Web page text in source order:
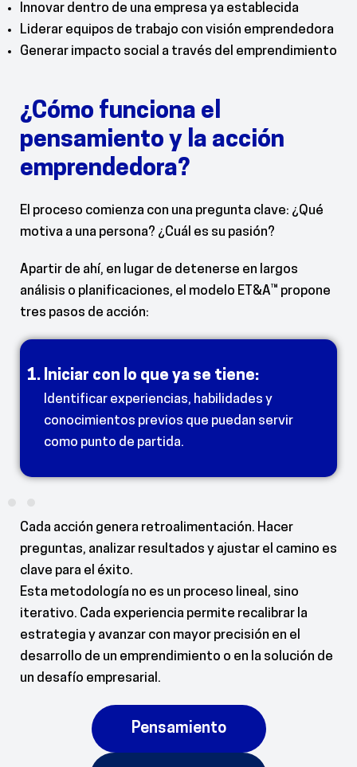
Innovar dentro de una empresa ya establecida
Liderar equipos de trabajo con visión emprendedora
Generar impacto social a través del emprendimiento
¿Cómo funciona el
pensamiento y la acción
emprendedora?
El proceso comienza con una pregunta clave: ¿Qué
motiva a una persona? ¿Cuál es su pasión?
Apartir de ahí, en lugar de detenerse en largos
análisis o planificaciones, el modelo ET&A™ propone
tres pasos de acción:
servir
2. Dar el mejor esfuerzo:
Reflexionar sobre cuánto estás
exigirte por tu meta. La acción es
avanzar.
Cada acción genera retroalimentación. Hacer
preguntas, analizar resultados y ajustar el camino es
clave para el éxito.
Esta metodología no es un proceso lineal, sino
iterativo. Cada experiencia permite recalibrar la
estrategia y avanzar con mayor precisión en el
desarrollo de un emprendimiento o en la solución de
un desafío empresarial.
Pensamiento